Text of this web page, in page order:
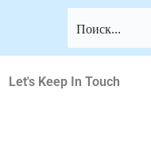
Let's Keep In Touch